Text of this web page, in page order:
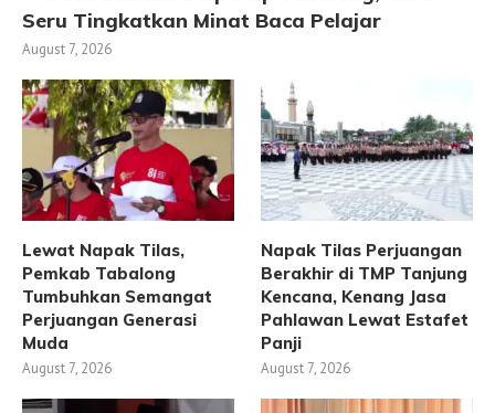
Seru Tingkatkan Minat Baca Pelajar
August 7, 2026
Lewat Napak Tilas,
Pemkab Tabalong
Tumbuhkan Semangat
Perjuangan Generasi
Muda
August 7, 2026
Napak Tilas Perjuangan
Berakhir di TMP Tanjung
Kencana, Kenang Jasa
Pahlawan Lewat Estafet
Panji
August 7, 2026